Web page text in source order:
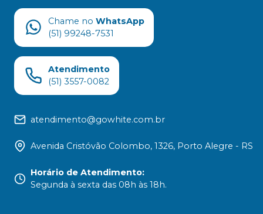
Chame no WhatsApp
(51) 99248-7531
Atendimento
(51) 3557-0082
atendimento@gowhite.com.br
Avenida Cristóvão Colombo, 1326, Porto Alegre - RS
Horário de Atendimento:
Segunda à sexta das 08h às 18h.